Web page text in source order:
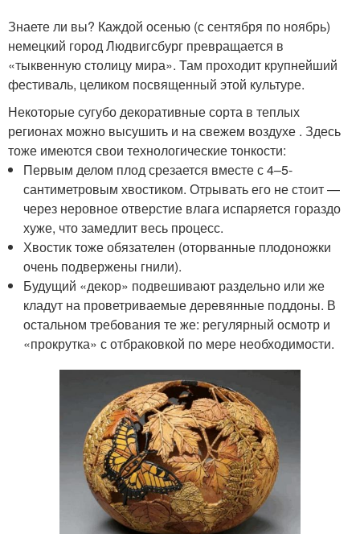
Знаете ли вы? Каждой осенью (с сентября по ноябрь)
немецкий город Людвигсбург превращается в
«тыквенную столицу мира». Там проходит крупнейший
фестиваль, целиком посвященный этой культуре.
Некоторые сугубо декоративные сорта в теплых
регионах можно высушить и на свежем воздухе . Здесь
тоже имеются свои технологические тонкости:
Первым делом плод срезается вместе с 4–5-
сантиметровым хвостиком. Отрывать его не стоит —
через неровное отверстие влага испаряется гораздо
хуже, что замедлит весь процесс.
Хвостик тоже обязателен (оторванные плодоножки
очень подвержены гнили).
Будущий «декор» подвешивают раздельно или же
кладут на проветриваемые деревянные поддоны. В
остальном требования те же: регулярный осмотр и
«прокрутка» с отбраковкой по мере необходимости.